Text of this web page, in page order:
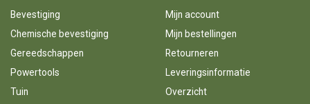
Bevestiging
Chemische bevestiging
Gereedschappen
Powertools
Tuin
Mijn account
Mijn bestellingen
Retourneren
Leveringsinformatie
Overzicht